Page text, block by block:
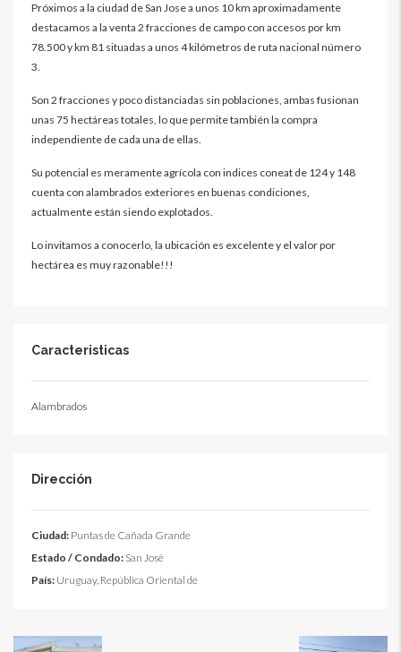
Próximos a la ciudad de San Jose a unos 10 km aproximadamente
destacamos a la venta 2 fracciones de campo con accesos por km
78.500 y km 81 situadas a unos 4 kilómetros de ruta nacional número
3.
Son 2 fracciones y poco distanciadas sin poblaciones, ambas fusionan
unas 75 hectáreas totales, lo que permite también la compra
independiente de cada una de ellas.
Su potencial es meramente agrícola con indices coneat de 124 y 148
cuenta con alambrados exteriores en buenas condiciones,
actualmente están siendo explotados.
Lo invitamos a conocerlo, la ubicación es excelente y el valor por
hectárea es muy razonable!!!
Caracteristicas
Alambrados
Dirección
Ciudad: Puntas de Cañada Grande
Estado / Condado: San José
País: Uruguay, República Oriental de